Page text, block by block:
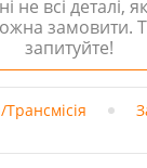
не всі деталі,
замовити.
запитуйте!